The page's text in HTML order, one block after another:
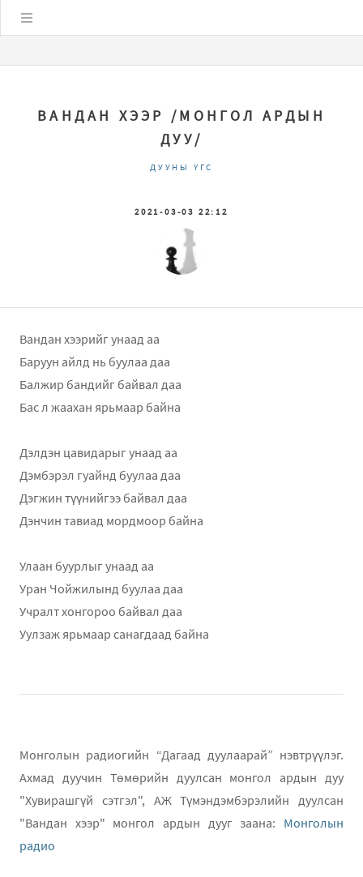
ВАНДАН ХЭЭР /МОНГОЛ АРДЫН
ДУУ/
ДУУНЫ ҮГС
2021-03-03 22:12
Вандан хээрийг унаад аа
Баруун айлд нь буулаа даа
Балжир бандийг байвал даа
Бас л жаахан ярьмаар байна
Дэлдэн цавидарыг унаад аа
Дэмбэрэл гуайнд буулаа даа
Дэгжин түүнийгээ байвал даа
Дэнчин тавиад мордмоор байна
Улаан буурлыг унаад аа
Уран Чойжилынд буулаа даа
Учралт хонгороо байвал даа
Уулзаж ярьмаар санагдаад байна
Монголын радиогийн “Дагаад дуулаарай” нэвтрүүлэг.
Ахмад дуучин Төмөрийн дуулсан монгол ардын дуу
"Хувирашгүй сэтгэл", АЖ Түмэндэмбэрэлийн дуулсан
"Вандан хээр" монгол ардын дууг заана: Mонголын
радио